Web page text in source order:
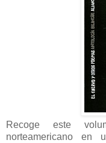
Recoge este
norteamericano en